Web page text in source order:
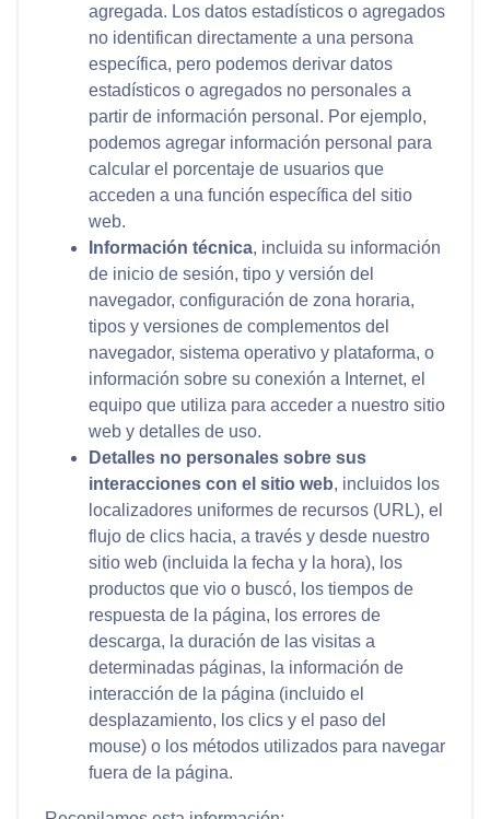
agregada. Los datos estadísticos o agregados
no identifican directamente a una persona
específica, pero podemos derivar datos
estadísticos o agregados no personales a
partir de información personal. Por ejemplo,
podemos agregar información personal para
calcular el porcentaje de usuarios que
acceden a una función específica del sitio
web.
Información técnica, incluida su información
de inicio de sesión, tipo y versión del
navegador, configuración de zona horaria,
tipos y versiones de complementos del
navegador, sistema operativo y plataforma, o
información sobre su conexión a Internet, el
equipo que utiliza para acceder a nuestro sitio
web y detalles de uso.
Detalles no personales sobre sus
interacciones con el sitio web, incluidos los
localizadores uniformes de recursos (URL), el
flujo de clics hacia, a través y desde nuestro
sitio web (incluida la fecha y la hora), los
productos que vio o buscó, los tiempos de
respuesta de la página, los errores de
descarga, la duración de las visitas a
determinadas páginas, la información de
interacción de la página (incluido el
desplazamiento, los clics y el paso del
mouse) o los métodos utilizados para navegar
fuera de la página.